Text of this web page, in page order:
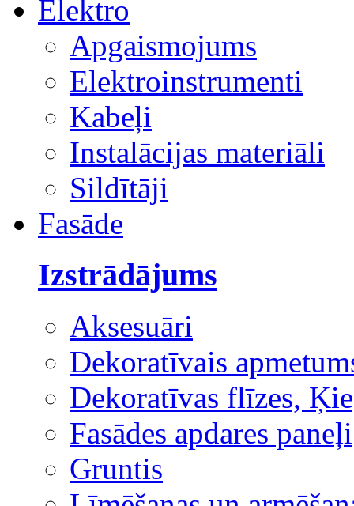
Elektro
Apgaismojums
Elektroinstrumenti
Kabeļi
Instalācijas materiāli
Sildītāji
Fasāde
Izstrādājums
Aksesuāri
Dekoratīvais
Dekoratīvas flīzes,
Fasādes apdares paneļi
Gruntis